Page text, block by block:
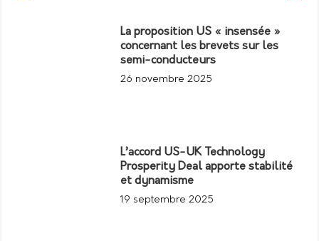
La proposition US « insensée »
concernant les brevets sur les
semi-conducteurs
26 novembre 2025
L’accord US-UK Technology
Prosperity Deal apporte stabilité
et dynamisme
19 septembre 2025